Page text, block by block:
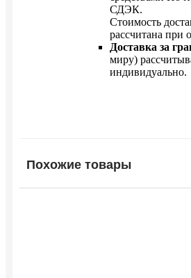
СДЭК.
Стоимость
рассчитана при
Доставка за
миру)
индивидуально.
Похожие товары